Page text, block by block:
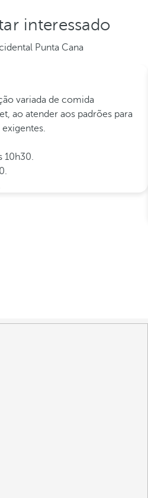
interessado
Punta Cana
variada de comida
ao atender aos padrões para
exigentes.
10h30.